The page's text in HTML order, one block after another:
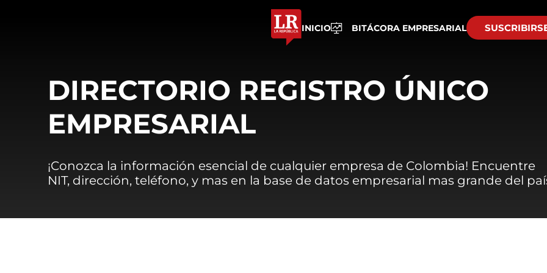
INICIO BITÁCORA EMPRESARIAL
DIRECTORIO REGISTRO ÚNICO
EMPRESARIAL
¡Conozca la información esencial de cualquier empresa de Colombia! Encuentre
NIT, dirección, teléfono, y mas en la base de datos empresarial mas grande del